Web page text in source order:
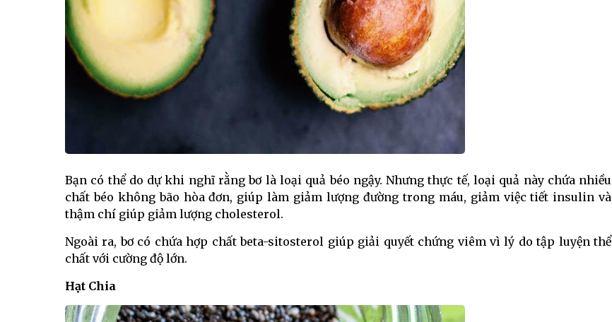
Bạn có thể do dự khi nghĩ rằng bơ là loại quả béo ngậy. Nhưng thực tế, loại quả này chứa nhiều
chất béo không bão hòa đơn, giúp làm giảm lượng đường trong máu, giảm việc tiết insulin và
thậm chí giúp giảm lượng cholesterol.
Ngoài ra, bơ có chứa hợp chất beta-sitosterol giúp giải quyết chứng viêm vì lý do tập luyện thể
chất với cường độ lớn.
Hạt Chia